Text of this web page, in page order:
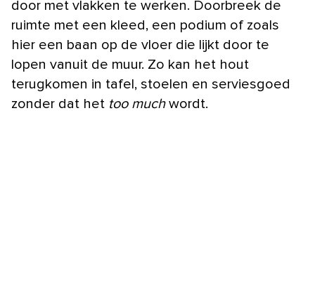
door met vlakken te werken. Doorbreek de
ruimte met een kleed, een podium of zoals
hier een baan op de vloer die lijkt door te
lopen vanuit de muur. Zo kan het hout
terugkomen in tafel, stoelen en serviesgoed
zonder dat het too muchwordt.